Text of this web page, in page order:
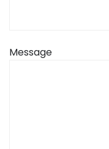
Message